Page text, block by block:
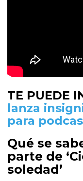
TE PUEDE
lanza
para
Qué se
parte de
soledad’